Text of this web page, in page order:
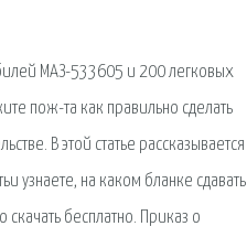
МАЗ-533605 и 200 легковых
пож-та как правильно сделать
В этой статье рассказывается
узнаете, на каком бланке сдавать
бесплатно. Приказ о